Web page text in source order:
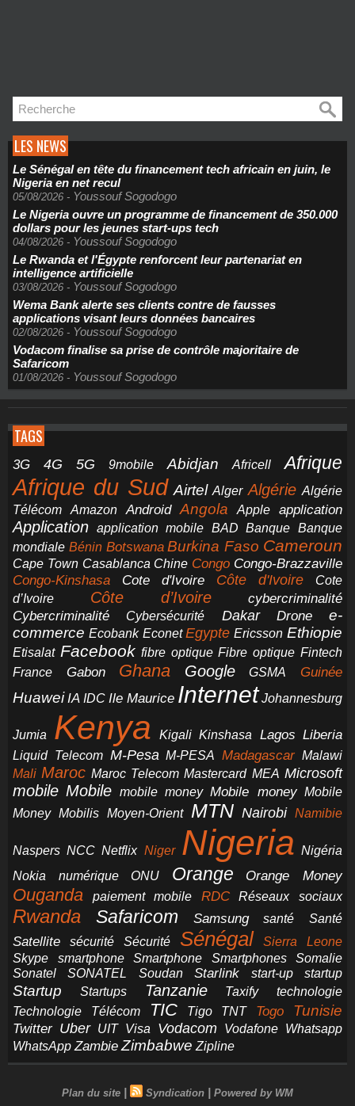
LES NEWS
Le Sénégal en tête du financement tech africain en juin, le
Nigeria en net recul
05/08/2026 - Youssouf Sogodogo
Le Nigeria ouvre un programme de financement de 350.000
dollars pour les jeunes start-ups tech
04/08/2026 - Youssouf Sogodogo
Le Rwanda et l'Égypte renforcent leur partenariat en
intelligence artificielle
03/08/2026 - Youssouf Sogodogo
Wema Bank alerte ses clients contre de fausses
applications visant leurs données bancaires
02/08/2026 - Youssouf Sogodogo
Vodacom finalise sa prise de contrôle majoritaire de
Safaricom
01/08/2026 - Youssouf Sogodogo
TAGS
3G 4G 5G 9mobile Abidjan Africell Afrique
Afrique du Sud Airtel Alger Algérie Algérie
Télécom
Amazon Android Angola Apple application
Application application mobile BAD Banque Banque
mondiale Bénin Botswana Burkina Faso Cameroun
Cape Town Casablanca Chine Congo Congo-Brazzaville
Congo-Kinshasa Cote d'Ivoire Côte d'Ivoire
Cote
d’Ivoire
Côte d’Ivoire
cybercriminalité
Cybercriminalité
Cybersécurité Dakar Drone
e-
commerce Ecobank Econet Egypte Ericsson Ethiopie
Etisalat Facebook fibre optique Fibre optique Fintech
France
Gabon Ghana Google GSMA Guinée
Huawei IA IDC Ile Maurice Internet Johannesburg
Jumia Kenya Kigali Kinshasa Lagos Liberia
Liquid Telecom M-Pesa M-PESA Madagascar Malawi
Mali Maroc Maroc Telecom Mastercard MEA Microsoft
mobile Mobile mobile money Mobile money Mobile
Money Mobilis Moyen-Orient MTN Nairobi Namibie
Naspers NCC Netflix Niger Nigeria Nigéria
Nokia
numérique ONU Orange Orange Money
Ouganda paiement mobile RDC Réseaux sociaux
Rwanda Safaricom Samsung santé Santé
Satellite sécurité Sécurité Sénégal
Sierra Leone
Skype
smartphone Smartphone Smartphones
Somalie
Sonatel
SONATEL Soudan Starlink start-up startup
Startup Startups Tanzanie Taxify
technologie
Technologie
Télécom TIC Tigo TNT Togo Tunisie
Twitter Uber UIT Visa Vodacom Vodafone Whatsapp
WhatsApp Zambie Zimbabwe Zipline
Plan du site | Syndication | Powered by WM